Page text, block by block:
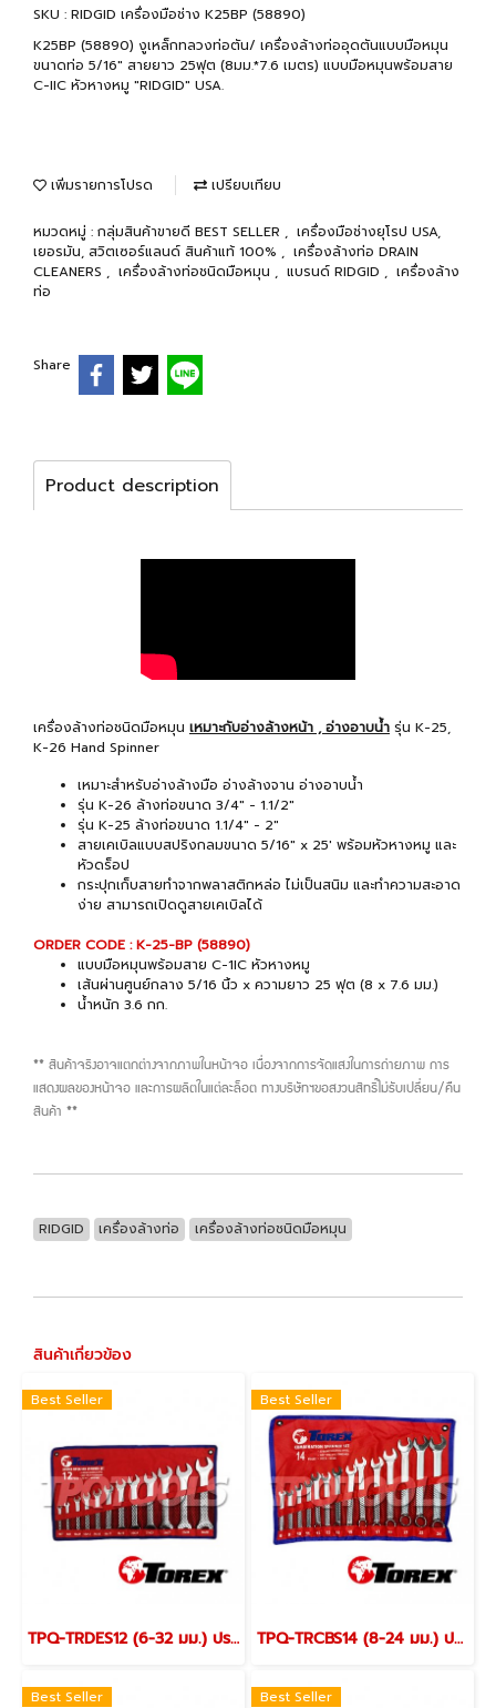
SKU : RIDGID เครื่องมือช่าง K25BP (58890)
K25BP (58890) งูเหล็กทลวงท่อตัน/ เครื่องล้างท่ออุดตันแบบมือหมุน
ขนาดท่อ 5/16" สายยาว 25ฟุต (8มม.*7.6 เมตร) แบบมือหมุนพร้อมสาย
C-IIC หัวหางหมู "RIDGID" USA.
เพิ่มรายการโปรด เปรียบเทียบ
หมวดหมู่ : กลุ่มสินค้าขายดี BEST SELLER , เครื่องมือช่างยุโรป USA,
เยอรมัน, สวิตเซอร์แลนด์ สินค้าแท้ 100% , เครื่องล้างท่อ DRAIN
CLEANERS , เครื่องล้างท่อชนิดมือหมุน , แบรนด์ RIDGID , เครื่องล้าง
ท่อ
Share
Product description
เครื่องล้างท่อชนิดมือหมุน เหมาะกับอ่างล้างหน้า , อ่างอาบน้ำ รุ่น K-25,
K-26 Hand Spinner
เหมาะสำหรับอ่างล้างมือ อ่างล้างจาน อ่างอาบน้ำ
รุ่น K-26 ล้างท่อขนาด 3/4" - 1.1/2"
รุ่น K-25 ล้างท่อขนาด 1.1/4" - 2"
สายเคเบิลแบบสปริงกลมขนาด 5/16" x 25' พร้อมหัวหางหมู และ
หัวดร็อป
กระปุกเก็บสายทำจากพลาสติกหล่อ ไม่เป็นสนิม และทำความสะอาด
ง่าย สามารถเปิดดูสายเคเบิลได้
ORDER CODE : K-25-BP (58890)
แบบมือหมุนพร้อมสาย C-1IC หัวหางหมู
เส้นผ่านศูนย์กลาง 5/16 นิ้ว x ความยาว 25 ฟุต (8 x 7.6 มม.)
น้ำหนัก 3.6 กก.
** สินค้าจริงอาจแตกต่างจากภาพในหน้าจอ เนื่องจากการจัดแสงในการถ่ายภาพ การ
แสดงผลของหน้าจอ และการผลิตในแต่ละล็อต ทางบริษัทฯขอสงวนสิทธิ์ไม่รับเปลี่ยน/คืน
สินค้า **
RIDGID เครื่องล้างท่อ เครื่องล้างท่อชนิดมือหมุน
สินค้าเกี่ยวข้อง
Best Seller
TPQ-TRDES12 (6-32 มม.) ประแจปากตายชุด 12 ตัว TOREX
Best Seller
TPQ-TRCBS14 (8-24 มม.) ประแจแหวนข้างปากตายชุด 14 ตัว TOREX
Best Seller Best Seller